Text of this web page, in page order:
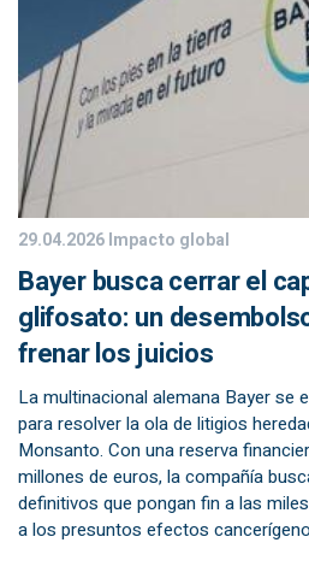
29.04.2026Impacto global
Bayer busca cerrar el
glifosato: un
frenar los juicios
La multinacional alemana Bayer se
para resolver la ola de litigios
Monsanto. Con una reserva
millones de euros, la compañía
definitivos que pongan fin a las
a los presuntos efectos